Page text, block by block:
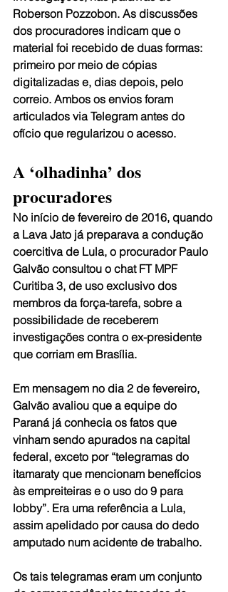
Roberson Pozzobon. As discussões
dos procuradores indicam que o
material foi recebido de duas formas:
primeiro por meio de cópias
digitalizadas e, dias depois, pelo
correio. Ambos os envios foram
articulados via Telegram antes do
ofício que regularizou o acesso.
A ‘olhadinha’ dos
procuradores
No início de fevereiro de 2016, quando
a Lava Jato já preparava a condução
coercitiva de Lula, o procurador Paulo
Galvão consultou o chat FT MPF
Curitiba 3, de uso exclusivo dos
membros da força-tarefa, sobre a
possibilidade de receberem
investigações contra o ex-presidente
que corriam em Brasília.
Em mensagem no dia 2 de fevereiro,
Galvão avaliou que a equipe do
Paraná já conhecia os fatos que
vinham sendo apurados na capital
federal, exceto por “telegramas do
itamaraty que mencionam benefícios
às empreiteiras e o uso do 9 para
lobby”. Era uma referência a Lula,
assim apelidado por causa do dedo
amputado num acidente de trabalho.
Os tais telegramas eram um conjunto